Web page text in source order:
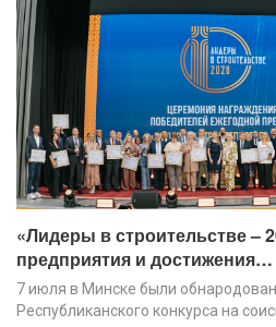
«Лидеры в строительстве –
предприятия и достижения…
7 июля в Минске были
Республиканского конкурса на